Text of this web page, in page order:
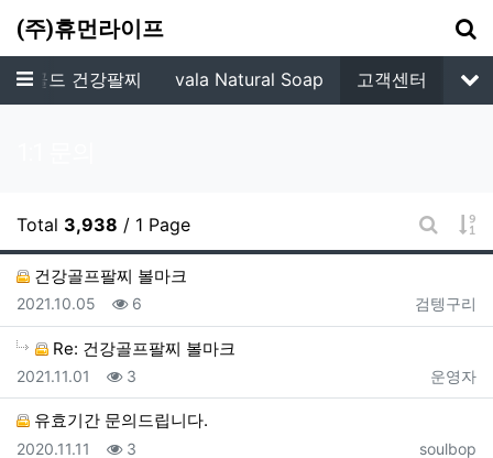
(주)휴먼라이프
메뉴
파골드 건강팔찌 vala Natural Soap
고객센터
Total 3,938 / 1 Page
게시판
건강골프팔찌 볼마크
등록자
검텡구리
등록일
2021.10.05 조회
6
Re: 건강골프팔찌 볼마크
등록자
운영자
등록일
2021.11.01 조회
3
유효기간 문의드립니다.
등록자
soulbop
등록일
2020.11.11 조회
3